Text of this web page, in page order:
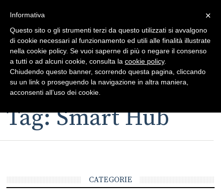
Toggle
Toggle
navigation
Tag: Smart Hub
CATEGORIE
×
Informativa
Questo sito o gli strumenti terzi da questo utilizzati si avvalgono
di cookie necessari al funzionamento ed utili alle finalità illustrate
nella cookie policy. Se vuoi saperne di più o negare il consenso
a tutti o ad alcuni cookie, consulta la cookie policy.
Chiudendo questo banner, scorrendo questa pagina, cliccando
su un link o proseguendo la navigazione in altra maniera,
acconsenti all’uso dei cookie.